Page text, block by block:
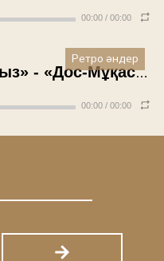
00:00 / 00:00
«Әсем жұлдыз» - «Дос-Мұқасан» ансамблі (2008 жыл)
00:00 / 00:00
Ретро әндер